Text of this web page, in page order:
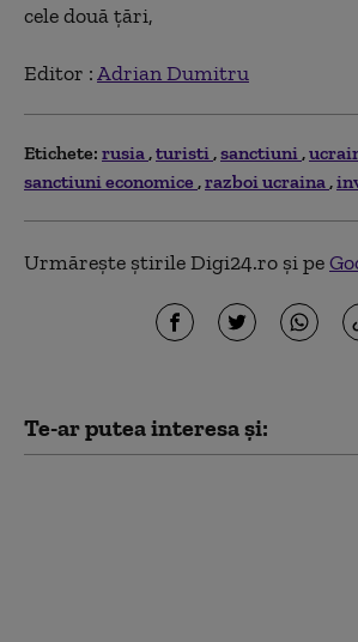
cele două țări,
Editor :Adrian Dumitru
Etichete: rusia turisti sanctiuni
sanctiuni economice razboi ucraina
Urmărește știrile Digi24.ro și pe
Te-ar putea interesa și: